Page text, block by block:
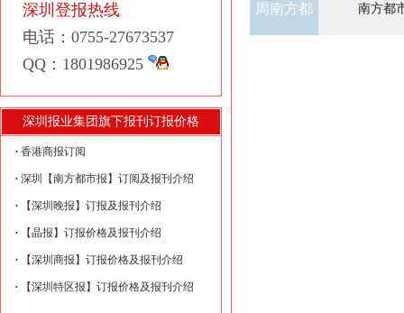
深圳登报热线
电话：0755-27673537
QQ：1801986925
深圳报业集团旗下报刊订报价格
香港商报订阅
深圳【南方都市报】订阅及报刊介绍
【深圳晚报】订报及报刊介绍
【晶报】订报价格及报刊介绍
【深圳商报】订报价格及报刊介绍
【深圳特区报】订报价格及报刊介绍
周南方都 南方都